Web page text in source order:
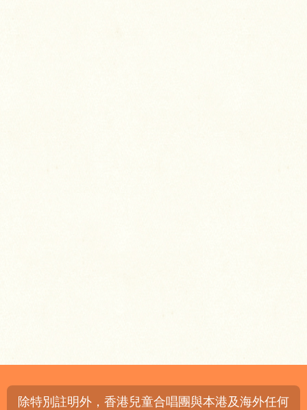
除特別註明外，香港兒童合唱團與本港及海外任何